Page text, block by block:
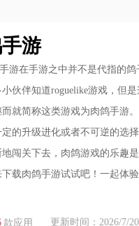
游
游在手游之中并不是代指的
伙伴知道roguelike游戏，但
就简称这类游戏为肉鸽手游
的升级进化或者不可逆的选
地闯关下去，肉鸽游戏的乐趣
载肉鸽手游试试吧！一起体
款应用 更新时间：2026/7/